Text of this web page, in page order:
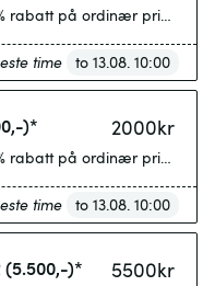
rabatt på ordinær pris etter
time to 13.08. 10:00
)* 2000kr
rabatt på ordinær pris etter
time to 13.08. 10:00
(5.500,-)* 5500kr